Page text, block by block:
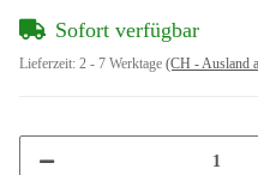
Sofort verfügbar
Lieferzeit: 2 - 7 Werktage (CH - Ausland